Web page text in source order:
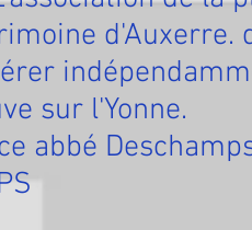
sur l'Yonne.
abbé